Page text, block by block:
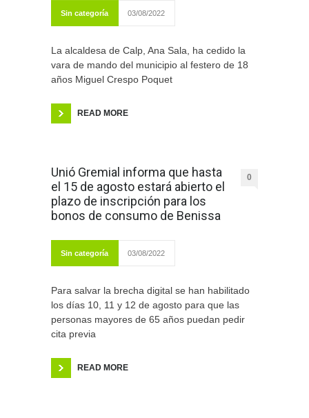
Sin categoría 03/08/2022
La alcaldesa de Calp, Ana Sala, ha cedido la
vara de mando del municipio al festero de 18
años Miguel Crespo Poquet
READ MORE
Unió Gremial informa que hasta
el 15 de agosto estará abierto el
plazo de inscripción para los
bonos de consumo de Benissa
0
Sin categoría 03/08/2022
Para salvar la brecha digital se han habilitado
los días 10, 11 y 12 de agosto para que las
personas mayores de 65 años puedan pedir
cita previa
READ MORE